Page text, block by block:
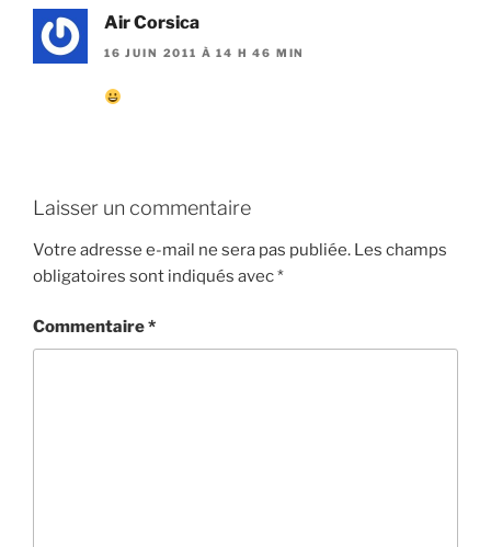
Air Corsica
16 JUIN 2011 À 14 H 46 MIN
Laisser un commentaire
Votre adresse e-mail ne sera pas publiée. Les champs
obligatoires sont indiqués avec*
Commentaire*